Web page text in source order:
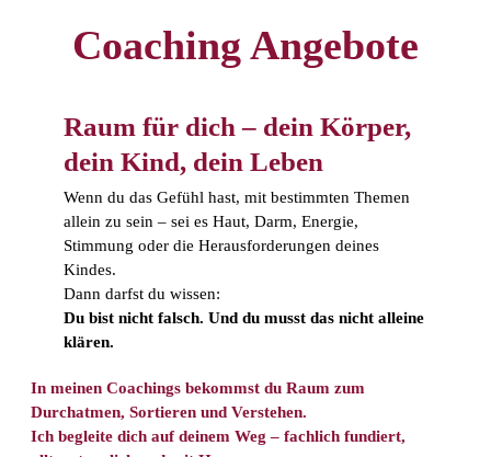
Coaching Angebote
Raum für dich – dein Körper,
dein Kind, dein Leben
Wenn du das Gefühl hast, mit bestimmten Themen
allein zu sein – sei es Haut, Darm, Energie,
Stimmung oder die Herausforderungen deines
Kindes.
Dann darfst du wissen:
Du bist nicht falsch. Und du musst das nicht alleine
klären.
In meinen Coachings bekommst du Raum zum
Durchatmen, Sortieren und Verstehen.
Ich begleite dich auf deinem Weg – fachlich fundiert,